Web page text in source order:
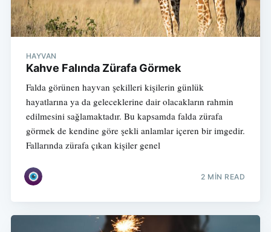
HAYVAN
Kahve Falında Zürafa Görmek
Falda görünen hayvan şekilleri kişilerin günlük
hayatlarına ya da geleceklerine dair olacakların rahmin
edilmesini sağlamaktadır. Bu kapsamda falda zürafa
görmek de kendine göre şekli anlamlar içeren bir imgedir.
Fallarında zürafa çıkan kişiler genel
2 MIN READ